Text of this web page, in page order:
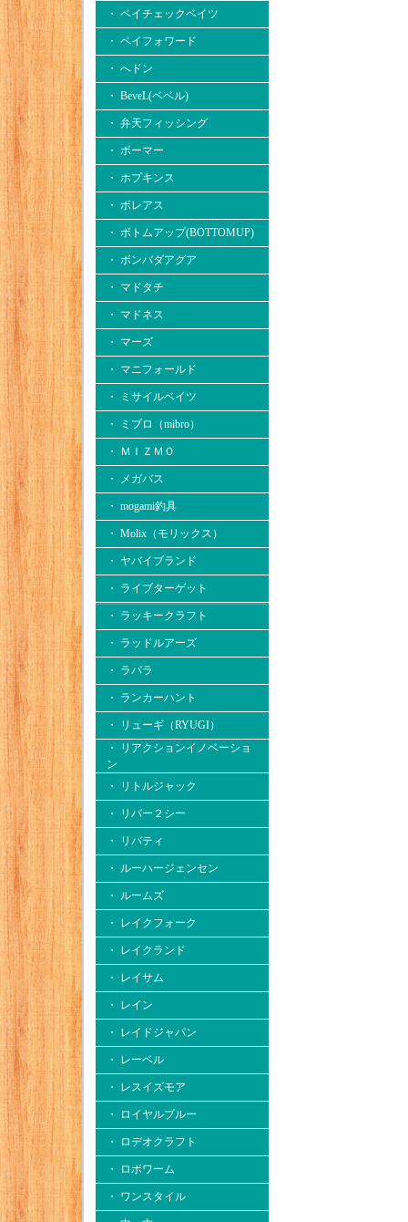
・ ペイチェックベイツ
・ ペイフォワード
・ へドン
・ BeveL(ベベル)
・ 弁天フィッシング
・ ボーマー
・ ホプキンス
・ ボレアス
・ ボトムアップ(BOTTOMUP)
・ ボンバダアグア
・ マドタチ
・ マドネス
・ マーズ
・ マニフォールド
・ ミサイルベイツ
・ ミブロ（mibro）
・ ＭＩＺＭＯ
・ メガバス
・ mogami釣具
・ Molix（モリックス）
・ ヤバイブランド
・ ライブターゲット
・ ラッキークラフト
・ ラッドルアーズ
・ ラパラ
・ ランカーハント
・ リューギ（RYUGI）
・ リアクションイノベーショ
ン
・ リトルジャック
・ リバー２シー
・ リバティ
・ ルーハージェンセン
・ ルームズ
・ レイクフォーク
・ レイクランド
・ レイサム
・ レイン
・ レイドジャパン
・ レーベル
・ レスイズモア
・ ロイヤルブルー
・ ロデオクラフト
・ ロボワーム
・ ワンスタイル